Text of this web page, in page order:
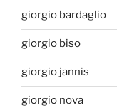
giorgio bardaglio
giorgio biso
giorgio jannis
giorgio nova